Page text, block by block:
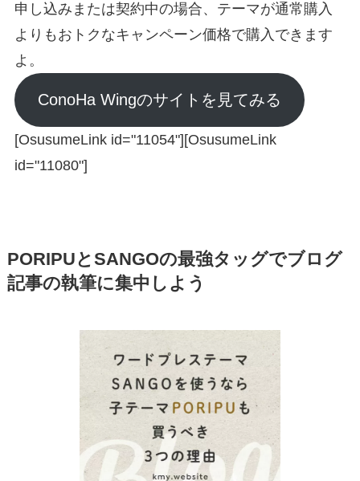
申し込みまたは契約中の場合、テーマが通常購入
よりもおトクなキャンペーン価格で購入できます
よ。
ConoHa Wingのサイトを見てみる
[OsusumeLink id="11054"][OsusumeLink
id="11080"]
PORIPUとSANGOの最強タッグでブログ
記事の執筆に集中しよう